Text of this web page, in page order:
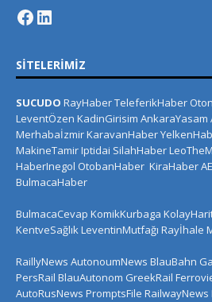
SITELERIMIZ
SUCUDO RayHaberTeleferikHaber
LeventÖzen KadinGirisim AnkaraYasam
MerhabaİzmirKaravanHaber
MakineTamirIptidai SilahHaber
HaberInegol OtobanHaber KiraHaber
BulmacaHaber
BulmacaCevap KomikKurbaga
KentveSağlıkLeventinMutfağı Rayİhale
RaillyNews AutonoumNews BlauBahn
PersRail BlauAutonom GreekRail
AutoRusNews PromptsFile RailwayNews